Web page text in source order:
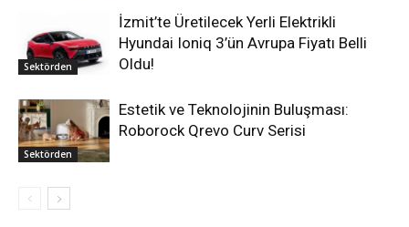
Sektörden
İzmit’te Üretilecek Yerli Elektrikli
Hyundai Ioniq 3’ün Avrupa Fiyatı Belli
Oldu!
Sektörden
Estetik ve Teknolojinin Buluşması:
Roborock Qrevo Curv Serisi